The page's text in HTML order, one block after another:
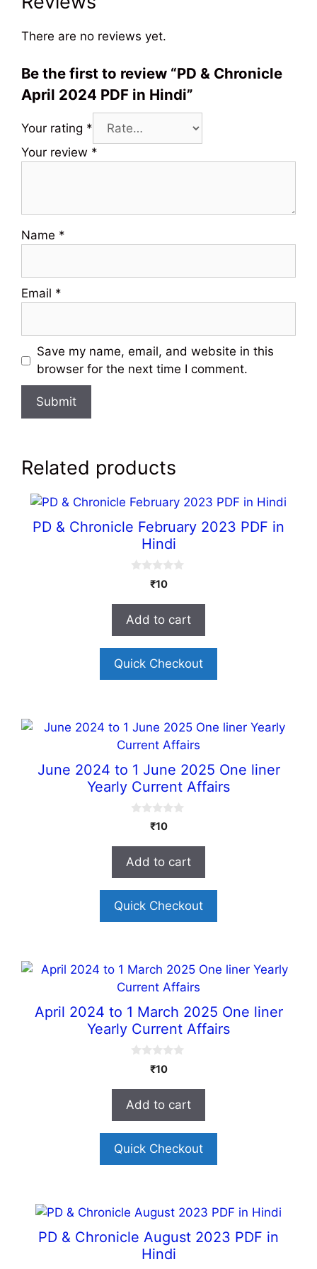
There are no reviews yet.
Be the first to review “PD & Chronicle
April 2024 PDF in Hindi”
Your rating *
Your review *
Name *
Email *
Save my name, email, and website in this
browser for the next time I comment.
Related products
PD & Chronicle February 2023 PDF in
Hindi
o
5
₹10
Add to cart
Quick Checkout
June 2024 to 1 June 2025 One liner
Yearly Current Affairs
o
5
₹10
Add to cart
Quick Checkout
April 2024 to 1 March 2025 One liner
Yearly Current Affairs
o
5
₹10
Add to cart
Quick Checkout
PD & Chronicle August 2023 PDF in
Hindi